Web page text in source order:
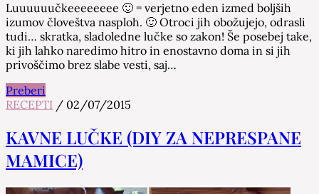
Luuuuuučkeeeeeeee 🙂 = verjetno eden izmed boljših
izumov človeštva nasploh. 🙂 Otroci jih obožujejo, odrasli
tudi… skratka, sladoledne lučke so zakon! Še posebej take,
ki jih lahko naredimo hitro in enostavno doma in si jih
privoščimo brez slabe vesti, saj…
Preberi
RECEPTI / 02/07/2015
KAVNE LUČKE (DIY ZA NEPRESPANE
MAMICE)